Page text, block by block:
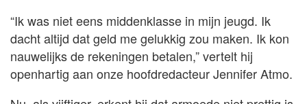
“Ik was niet eens middenklasse in mijn jeugd. Ik
dacht altijd dat geld me gelukkig zou maken. Ik kon
nauwelijks de rekeningen betalen,” vertelt hij
openhartig aan onze hoofdredacteur Jennifer Atmo.